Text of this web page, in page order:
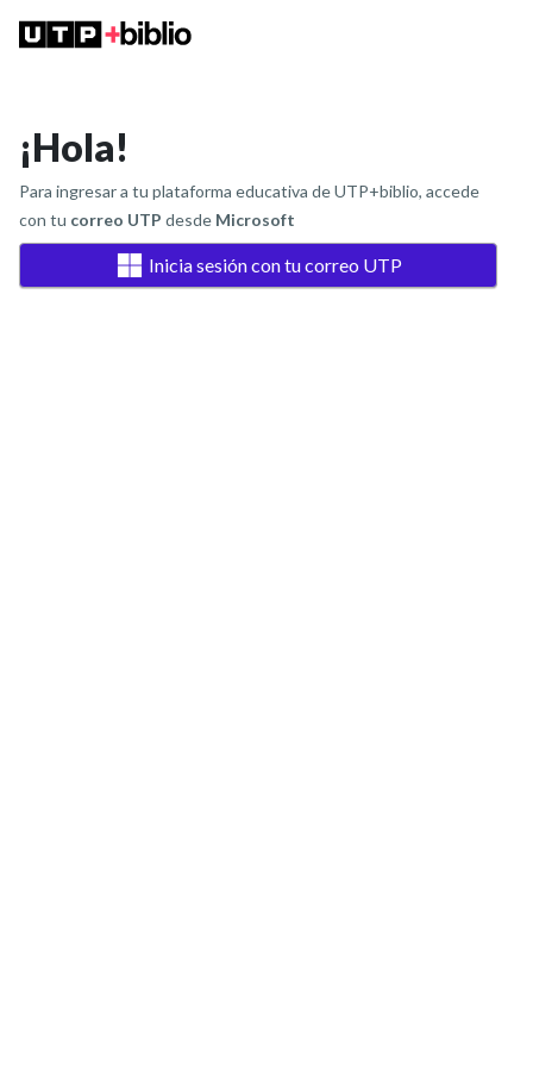
¡Hola!
Para ingresar a tu plataforma educativa de UTP+biblio, accede
con tu correo UTP desde Microsoft
Inicia sesión con tu correo UTP